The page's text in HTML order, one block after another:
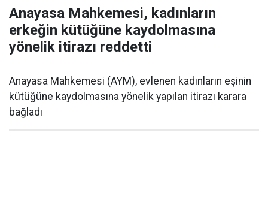
Anayasa Mahkemesi, kadınların
erkeğin kütüğüne kaydolmasına
yönelik itirazı reddetti
Anayasa Mahkemesi (AYM), evlenen kadınların eşinin
kütüğüne kaydolmasına yönelik yapılan itirazı karara
bağladı